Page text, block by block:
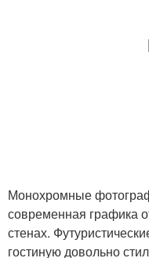
Монохромные
современная графика
стенах.
гостиную довольно